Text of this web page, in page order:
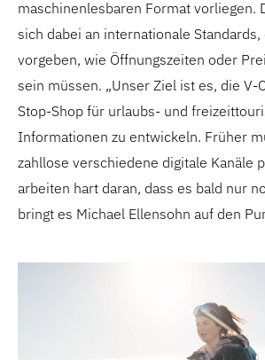
maschinenlesbaren Format vorliegen.
sich dabei an internationale
vorgeben, wie Öffnungszeiten oder
sein müssen. „Unser Ziel ist es, die V-
Stop-Shop für urlaubs- und
Informationen zu entwickeln. Früher
zahllose verschiedene digitale Kanäle
arbeiten hart daran, dass es bald nur
bringt es Michael Ellensohn auf den